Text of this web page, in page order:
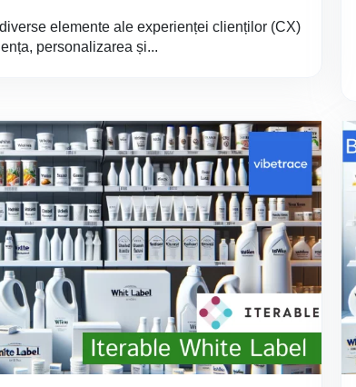
elemente ale experienței clienților (CX)
personalizarea și...